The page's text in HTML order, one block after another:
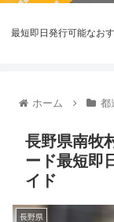
最短即日発行可能なお
ホーム 都
長野県南牧
ード最短即
イド
長野県